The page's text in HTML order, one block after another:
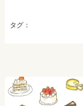
タグ：